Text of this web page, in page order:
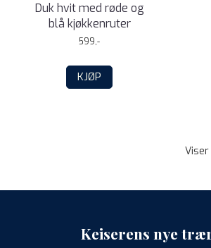
Duk hvit med røde og
blå kjøkkenruter
599,-
KJØP
Viser
Keiserens nye